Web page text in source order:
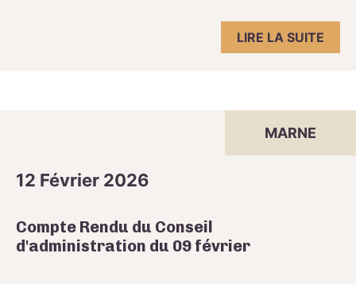
LIRE LA SUITE
MARNE
12 Février 2026
Compte Rendu du Conseil
d'administration du 09 février